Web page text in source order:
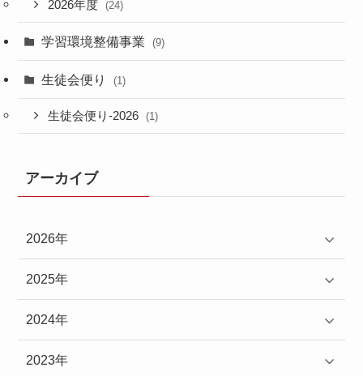
2026年度 (24)
学習環境整備事業 (9)
生徒会便り (1)
生徒会便り-2026 (1)
アーカイブ
2026年
2025年
2024年
2023年